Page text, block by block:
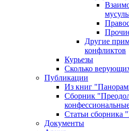
Другие
конфликтов
Курьезы
Сколько
Публикации
Из книг
Сборник
Статьи сборника
Документы